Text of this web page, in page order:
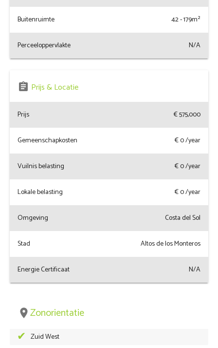
Buitenruimte 42 - 179m²
Perceeloppervlakte N/A
assignment Prijs & Locatie
Prijs € 575,000
Gemeenschapkosten €0/year
Vuilnis belasting €0/year
Lokale belasting €0/year
Omgeving Costa del Sol
Stad Altos de los Monteros
Energie Certificaat N/A
placeZonorientatie
Zuid West